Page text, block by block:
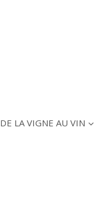
DE LA VIGNE AU VIN